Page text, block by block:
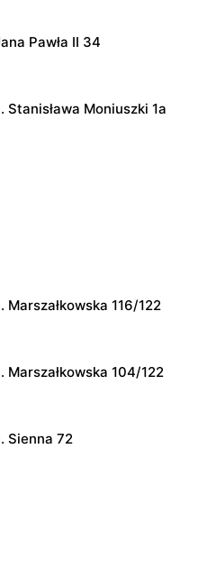
Pawła II 34
Stanisława Moniuszki 1a
Marszałkowska 116/122
Marszałkowska 104/122
Sienna 72